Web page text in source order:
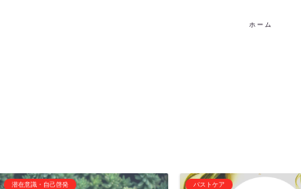
ホーム
バストケア その他オススメ記事